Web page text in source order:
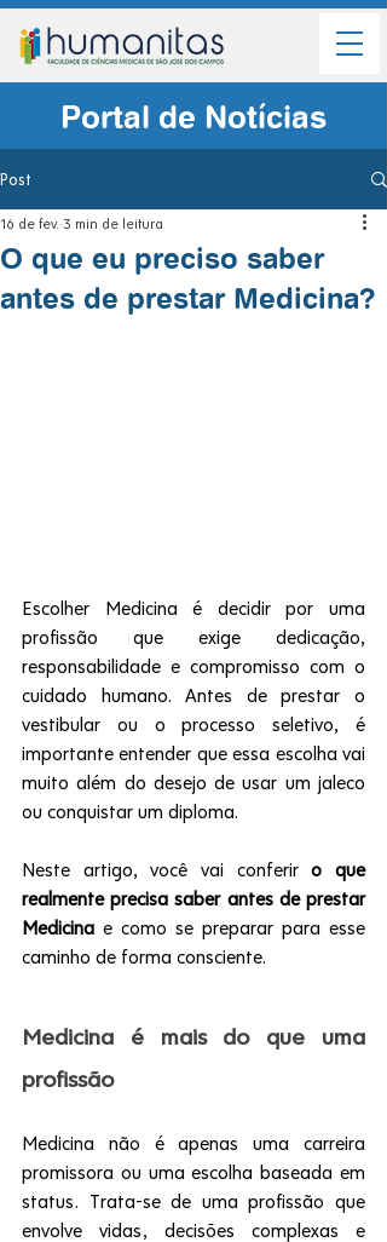
Portal de Notícias
Post
O que eu preciso saber
antes de prestar Medicina?
16 de fev. 3 min de leitura
Escolher Medicina é decidir por uma
profissão que exige dedicação,
responsabilidade e compromisso com o
cuidado humano. Antes de prestar o
vestibular ou o processo seletivo, é
importante entender que essa escolha vai
muito além do desejo de usar um jaleco
ou conquistar um diploma.
Neste artigo, você vai conferir o que
realmente precisa saber antes de prestar
Medicina e como se preparar para esse
caminho de forma consciente.
Medicina é mais do que uma
profissão
Medicina não é apenas uma carreira
promissora ou uma escolha baseada em
status. Trata-se de uma profissão que
envolve vidas, decisões complexas e